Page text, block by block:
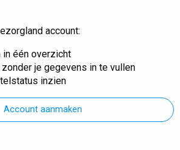
account:
één overzicht
je gegevens in te vullen
inzien
Account aanmaken